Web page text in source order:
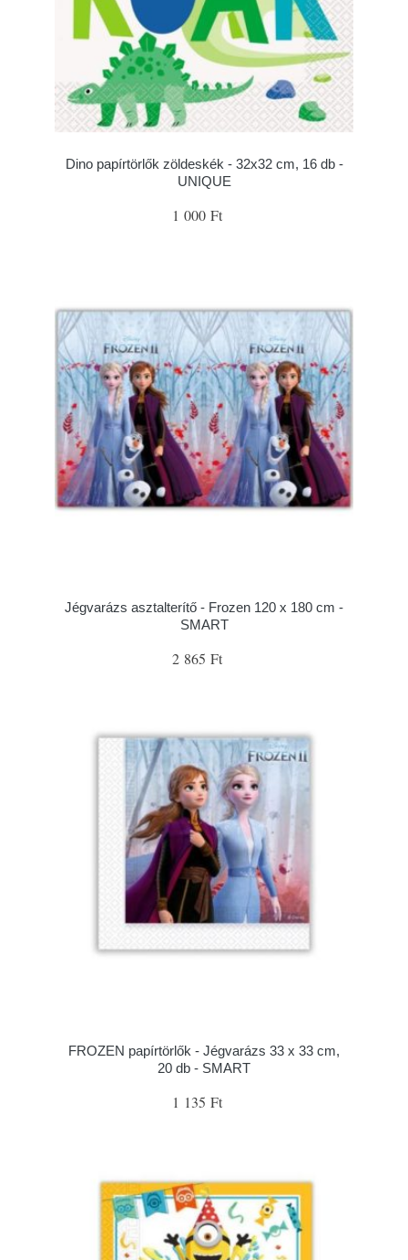
Dino papírtörlők zöldeskék - 32x32 cm, 16 db -
UNIQUE
1 000 Ft
Jégvarázs asztalterítő - Frozen 120 x 180 cm -
SMART
2 865 Ft
FROZEN papírtörlők - Jégvarázs 33 x 33 cm,
20 db - SMART
1 135 Ft